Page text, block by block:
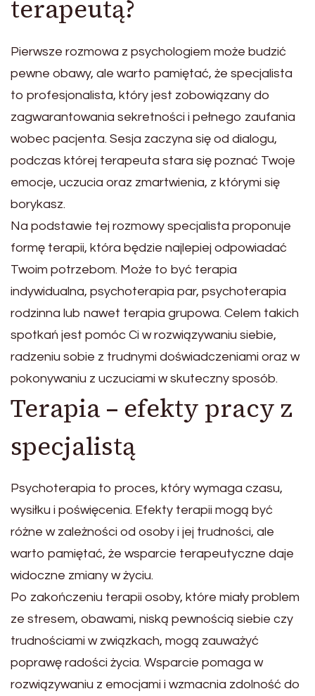
terapeutą?
Pierwsze rozmowa z psychologiem może budzić
pewne obawy, ale warto pamiętać, że specjalista
to profesjonalista, który jest zobowiązany do
zagwarantowania sekretności i pełnego zaufania
wobec pacjenta. Sesja zaczyna się od dialogu,
podczas której terapeuta stara się poznać Twoje
emocje, uczucia oraz zmartwienia, z którymi się
borykasz.
Na podstawie tej rozmowy specjalista proponuje
formę terapii, która będzie najlepiej odpowiadać
Twoim potrzebom. Może to być terapia
indywidualna, psychoterapia par, psychoterapia
rodzinna lub nawet terapia grupowa. Celem takich
spotkań jest pomóc Ci w rozwiązywaniu siebie,
radzeniu sobie z trudnymi doświadczeniami oraz w
pokonywaniu z uczuciami w skuteczny sposób.
Terapia – efekty pracy z
specjalistą
Psychoterapia to proces, który wymaga czasu,
wysiłku i poświęcenia. Efekty terapii mogą być
różne w zależności od osoby i jej trudności, ale
warto pamiętać, że wsparcie terapeutyczne daje
widoczne zmiany w życiu.
Po zakończeniu terapii osoby, które miały problem
ze stresem, obawami, niską pewnością siebie czy
trudnościami w związkach, mogą zauważyć
poprawę radości życia. Wsparcie pomaga w
rozwiązywaniu z emocjami i wzmacnia zdolność do